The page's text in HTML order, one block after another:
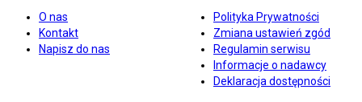
O nas
Kontakt
Napisz do nas
Polityka Prywatności
Zmiana ustawień zgód
Regulamin serwisu
Informacje o nadawcy
Deklaracja dostępności